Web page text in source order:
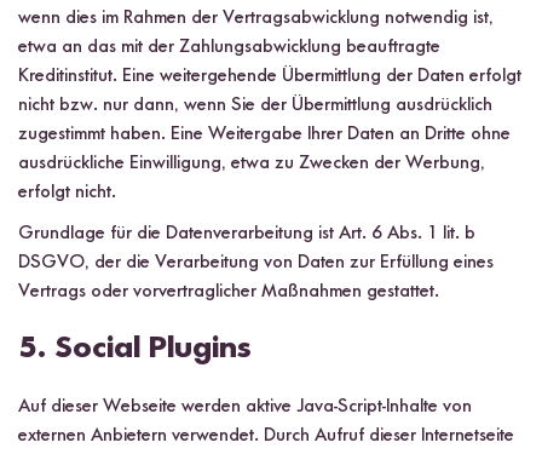
wenn dies im Rahmen der Vertragsabwicklung notwendig ist,
etwa an das mit der Zahlungsabwicklung beauftragte
Kreditinstitut. Eine weitergehende Übermittlung der Daten erfolgt
nicht bzw. nur dann, wenn Sie der Übermittlung ausdrücklich
zugestimmt haben. Eine Weitergabe Ihrer Daten an Dritte ohne
ausdrückliche Einwilligung, etwa zu Zwecken der Werbung,
erfolgt nicht.
Grundlage für die Datenverarbeitung ist Art. 6 Abs. 1 lit. b
DSGVO, der die Verarbeitung von Daten zur Erfüllung eines
Vertrags oder vorvertraglicher Maßnahmen gestattet.
5. Social Plugins
Auf dieser Webseite werden aktive Java-Script-Inhalte von
externen Anbietern verwendet. Durch Aufruf dieser Internetseite